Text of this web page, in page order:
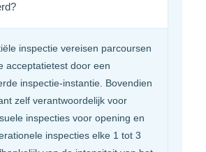
inspectie vereisen parcoursen
acceptatietest door een
inspectie-instantie. Bovendien
zelf verantwoordelijk voor
inspecties voor opening en
inspecties elke 1 tot 3